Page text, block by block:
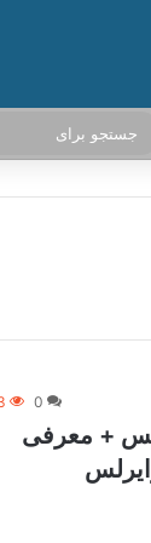
پوسته
0
+ معرفی